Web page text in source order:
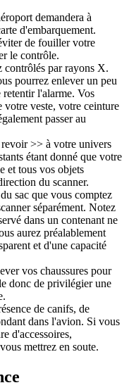
demandera à
d'embarquement.
de fouiller votre
le contrôle.
contrôlés par rayons X.
pourrez enlever un peu
l'alarme. Vos
votre veste, votre ceinture
passer au
>> à votre univers
étant donné que votre
et tous vos objets
du scanner.
sac que vous comptez
séparément. Notez
dans un contenant ne
aurez préalablement
et d'une capacité
vos chaussures pour
donc de privilégier une
de canifs, de
dans l'avion. Si vous
d'accessoires,
mettrez en soute.